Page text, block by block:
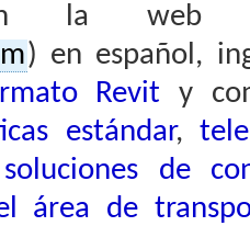
en la web
) en español,
Revit y
estándar,
soluciones de
área de